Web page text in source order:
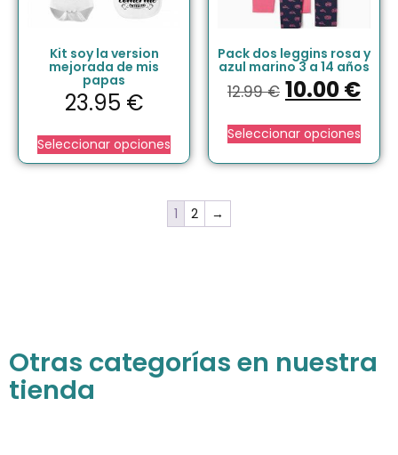
Kit soy la version
mejorada de mis
papas
23.95 €
Seleccionar opciones
Pack dos leggins rosa y
azul marino 3 a 14 años
12.99€ 10.00€
Seleccionar opciones
1 2 →
Otras categorías en nuestra
tienda